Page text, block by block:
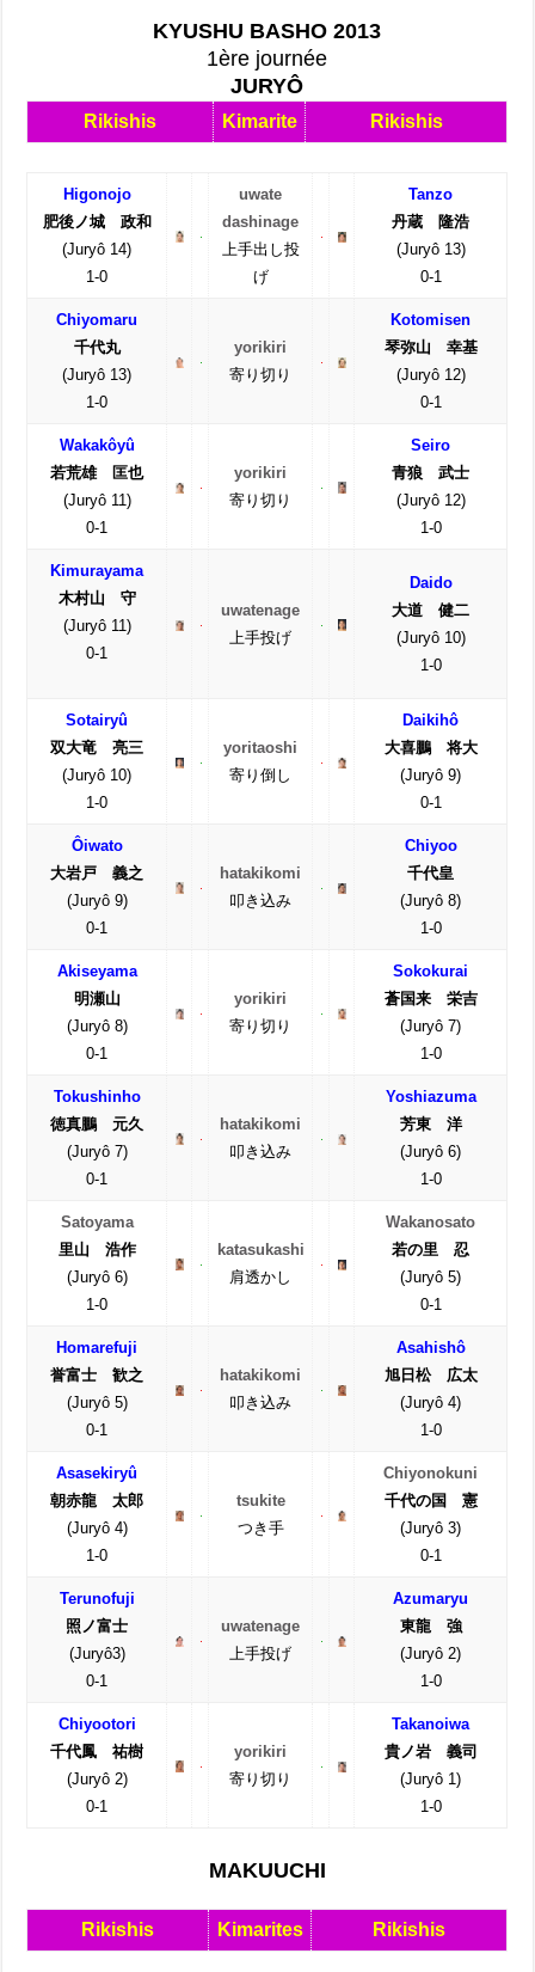
KYUSHU BASHO 2013
1ère journée
JURYÔ
Rikishis Kimarite Rikishis
Higonojo
肥後ノ城 政和
(Juryô 14)
1-0
uwate
dashinage
上手出し投
げ
Tanzo
丹蔵 隆浩
(Juryô 13)
0-1
Chiyomaru
千代丸
(Juryô 13)
1-0
yorikiri
寄り切り
Kotomisen
琴弥山 幸基
(Juryô 12)
0-1
Wakakôyû
若荒雄 匡也
(Juryô 11)
0-1
yorikiri
寄り切り
Seiro
青狼 武士
(Juryô 12)
1-0
Kimurayama
木村山 守
(Juryô 11)
0-1
uwatenage
上手投げ
Daido
大道 健二
(Juryô 10)
1-0
Sotairyû
双大竜 亮三
(Juryô 10)
1-0
yoritaoshi
寄り倒し
Daikihô
大喜鵬 将大
(Juryô 9)
0-1
Ôiwato
大岩戸 義之
(Juryô 9)
0-1
hatakikomi
叩き込み
Chiyoo
千代皇
(Juryô 8)
1-0
Akiseyama
明瀬山
(Juryô 8)
0-1
yorikiri
寄り切り
Sokokurai
蒼国来 栄吉
(Juryô 7)
1-0
Tokushinho
徳真鵬 元久
(Juryô 7)
0-1
hatakikomi
叩き込み
Yoshiazuma
芳東 洋
(Juryô 6)
1-0
Satoyama
里山 浩作
(Juryô 6)
1-0
katasukashi
肩透かし
Wakanosato
若の里 忍
(Juryô 5)
0-1
Homarefuji
誉富士 歓之
(Juryô 5)
0-1
hatakikomi
叩き込み
Asahishô
旭日松 広太
(Juryô 4)
1-0
Asasekiryû
朝赤龍 太郎
(Juryô 4)
1-0
tsukite
つき手
Chiyonokuni
千代の国 憲
(Juryô 3)
0-1
Terunofuji
照ノ富士
(Juryô3)
0-1
uwatenage
上手投げ
Azumaryu
東龍 強
(Juryô 2)
1-0
Chiyootori
千代鳳 祐樹
(Juryô 2)
0-1
yorikiri
寄り切り
Takanoiwa
貴ノ岩 義司
(Juryô 1)
1-0
MAKUUCHI
Rikishis Kimarites Rikishis